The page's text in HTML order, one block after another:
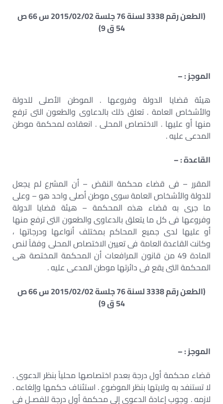
(الطعن رقم 3338 لسنة 76 جلسة 2015/02/02 س 66 ص
54 ق 9)
الموجز : –
هيئة قضايا الدولة وفروعها . الموطن الأصلى للدولة
والأشخاص العامة . تعلق ذلك بالدعاوى والطعون التى ترفع
منها أو عليها . الاختصاص المحلى . انعقاده لمحكمة موطن
المدعى عليه .
القاعدة : –
المقرر – فى قضاء محكمة النقض – أن المشرع لم يجعل
للدولة والأشخاص العامة سوى موطن أصلى واحد هو – وعلى
ما جرى به قضاء هذه المحكمة – هيئة قضايا الدولة
وفروعها فى كل ما يتعلق بالدعاوى والطعون التى ترفع منها
أو عليها لدى جميع المحاكم بمختلف أنواعها ودرجاتها ،
وكانت القاعدة العامة فى تعيين الاختصاص المحلى وفقاً لنص
المادة 49 من قانون المرافعات أن المحكمة المختصة هى
المحكمة التى يقع فى دائرتها موطن المدعى عليه .
(الطعن رقم 3338 لسنة 76 جلسة 2015/02/02 س 66 ص
54 ق 9)
الموجز : –
قضاء محكمة أول درجة بعدم اختصاصها محلياً بنظر الدعوى .
لا تستنفد به ولايتها بنظر الموضوع . استئناف حكمها وإلغاءه .
لازمه . وجوب إعادة الدعوى إلى محكمة أول درجة للفصـل فى